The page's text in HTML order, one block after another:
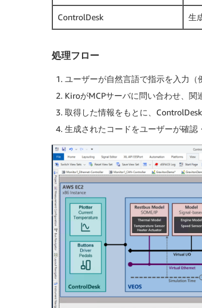
ControlDesk 生
処理フロー
ユーザーが自然言語で指示を入力（
KiroがMCPサーバに問い合わせ、
取得した情報をもとに、
生成されたコードをユーザーが確